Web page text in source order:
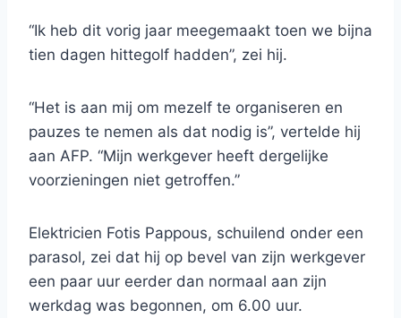
“Ik heb dit vorig jaar meegemaakt toen we bijna
tien dagen hittegolf hadden”, zei hij.
“Het is aan mij om mezelf te organiseren en
pauzes te nemen als dat nodig is”, vertelde hij
aan AFP. “Mijn werkgever heeft dergelijke
voorzieningen niet getroffen.”
Elektricien Fotis Pappous, schuilend onder een
parasol, zei dat hij op bevel van zijn werkgever
een paar uur eerder dan normaal aan zijn
werkdag was begonnen, om 6.00 uur.